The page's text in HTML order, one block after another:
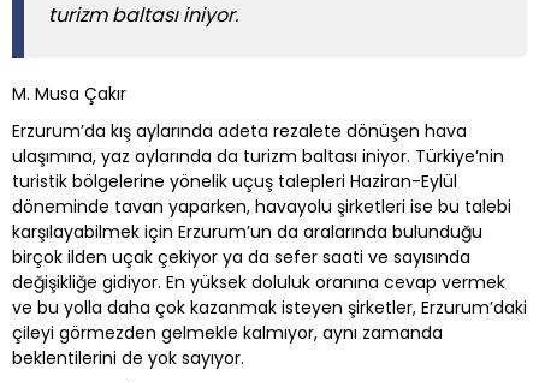
turizm baltası iniyor.
M. Musa Çakır
Erzurum’da kış aylarında adeta rezalete dönüşen hava
ulaşımına, yaz aylarında da turizm baltası iniyor. Türkiye’nin
turistik bölgelerine yönelik uçuş talepleri Haziran-Eylül
döneminde tavan yaparken, havayolu şirketleri ise bu talebi
karşılayabilmek için Erzurum’un da aralarında bulunduğu
birçok ilden uçak çekiyor ya da sefer saati ve sayısında
değişikliğe gidiyor. En yüksek doluluk oranına cevap vermek
ve bu yolla daha çok kazanmak isteyen şirketler, Erzurum’daki
çileyi görmezden gelmekle kalmıyor, aynı zamanda
beklentilerini de yok sayıyor.